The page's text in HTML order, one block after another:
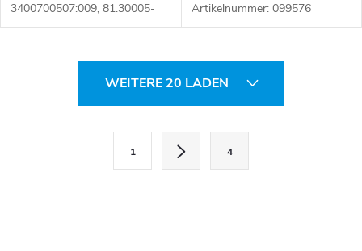
3400700507:009, 81.30005-
9035 Artikelnummer: 100291
Artikelnummer: 099576
WEITERE 20 LADEN
1 4